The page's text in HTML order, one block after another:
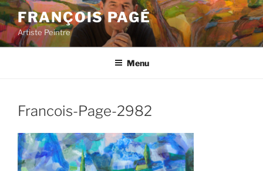
Aller
au
contenu
principal
FRANÇOIS PAGÉ
Artiste Peintre
Menu
Francois-Page-2982